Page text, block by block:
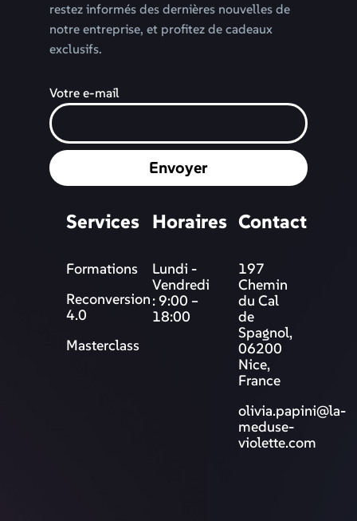
restez informés des dernières nouvelles de
notre entreprise, et profitez de cadeaux
exclusifs.
Votre e-mail
Envoyer
Services
Formations
Reconversion
4.0
Masterclass
Horaires
Lundi -
Vendredi
: 9:00 –
18:00
Contact
197
Chemin
du Cal
de
Spagnol,
06200
Nice,
France
olivia.papini@la-
meduse-
violette.com